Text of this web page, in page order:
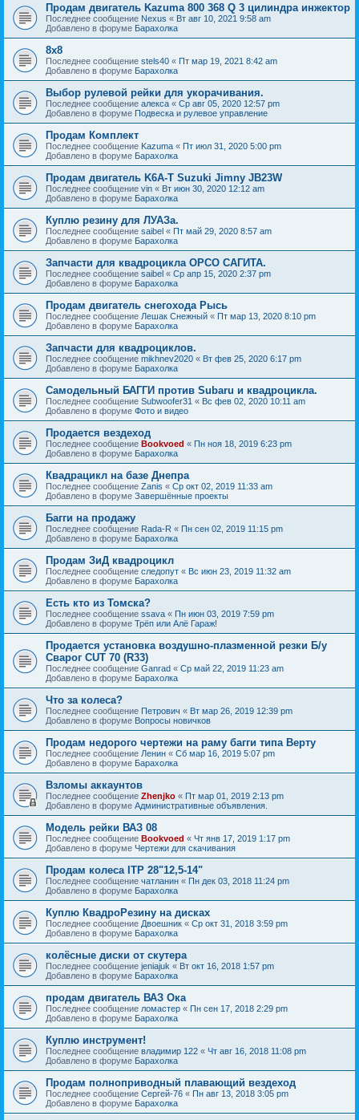
Продам двигатель Kazuma 800 368 Q 3 цилиндра инжектор
Последнее сообщение Nexus « Вт авг 10, 2021 9:58 am
Добавлено в форуме Барахолка
8х8
Последнее сообщение stels40 « Пт мар 19, 2021 8:42 am
Добавлено в форуме Барахолка
Выбор рулевой рейки для укорачивания.
Последнее сообщение алекса « Ср авг 05, 2020 12:57 pm
Добавлено в форуме Подвеска и рулевое управление
Продам Комплект
Последнее сообщение Kazuma « Пт июл 31, 2020 5:00 pm
Добавлено в форуме Барахолка
Продам двигатель K6A-T Suzuki Jimny JB23W
Последнее сообщение vin « Вт июн 30, 2020 12:12 am
Добавлено в форуме Барахолка
Куплю резину для ЛУАЗа.
Последнее сообщение saibel « Пт май 29, 2020 8:57 am
Добавлено в форуме Барахолка
Запчасти для квадроцикла ОРСО САГИТА.
Последнее сообщение saibel « Ср апр 15, 2020 2:37 pm
Добавлено в форуме Барахолка
Продам двигатель снегохода Рысь
Последнее сообщение Лешак Снежный « Пт мар 13, 2020 8:10 pm
Добавлено в форуме Барахолка
Запчасти для квадроциклов.
Последнее сообщение mikhnev2020 « Вт фев 25, 2020 6:17 pm
Добавлено в форуме Барахолка
Самодельный БАГГИ против Subaru и квадроцикла.
Последнее сообщение Subwoofer31 « Вс фев 02, 2020 10:11 am
Добавлено в форуме Фото и видео
Продается вездеход
Последнее сообщение Bookvoed « Пн ноя 18, 2019 6:23 pm
Добавлено в форуме Барахолка
Квадрацикл на базе Днепра
Последнее сообщение Zanis « Ср окт 02, 2019 11:33 am
Добавлено в форуме Завершённые проекты
Багги на продажу
Последнее сообщение Rada-R « Пн сен 02, 2019 11:15 pm
Добавлено в форуме Барахолка
Продам ЗиД квадроцикл
Последнее сообщение следопут « Вс июн 23, 2019 11:32 am
Добавлено в форуме Барахолка
Есть кто из Томска?
Последнее сообщение ssava « Пн июн 03, 2019 7:59 pm
Добавлено в форуме Трёп или Алё Гараж!
Продается установка воздушно-плазменной резки Б/у
Сварог CUT 70 (R33)
Последнее сообщение Ganrad « Ср май 22, 2019 11:23 am
Добавлено в форуме Барахолка
Что за колеса?
Последнее сообщение Петрович « Вт мар 26, 2019 12:39 pm
Добавлено в форуме Вопросы новичков
Продам недорого чертежи на раму багги типа Верту
Последнее сообщение Ленин « Сб мар 16, 2019 5:07 pm
Добавлено в форуме Барахолка
Взломы аккаунтов
Последнее сообщение Zhenjko « Пт мар 01, 2019 2:13 pm
Добавлено в форуме Административные объявления.
Модель рейки ВАЗ 08
Последнее сообщение Bookvoed « Чт янв 17, 2019 1:17 pm
Добавлено в форуме Чертежи для скачивания
Продам колеса ITP 28"12,5-14"
Последнее сообщение чатланин « Пн дек 03, 2018 11:24 pm
Добавлено в форуме Барахолка
Куплю КвадроРезину на дисках
Последнее сообщение Двоешник « Ср окт 31, 2018 3:59 pm
Добавлено в форуме Барахолка
колёсные диски от скутера
Последнее сообщение jeniajuk « Вт окт 16, 2018 1:57 pm
Добавлено в форуме Барахолка
продам двигатель ВАЗ Ока
Последнее сообщение ломастер « Пн сен 17, 2018 2:29 pm
Добавлено в форуме Барахолка
Куплю инструмент!
Последнее сообщение владимир 122 « Чт авг 16, 2018 11:08 pm
Добавлено в форуме Барахолка
Продам полноприводный плавающий вездеход
Последнее сообщение Сергей-76 « Пн авг 13, 2018 3:05 pm
Добавлено в форуме Барахолка